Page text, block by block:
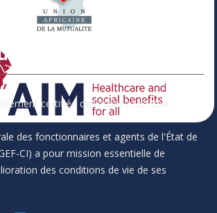
certifiée de l'espace UEMOA.
des fonctionnaires et agents de l'État de
CI) a pour mission essentielle de
des conditions de vie de ses